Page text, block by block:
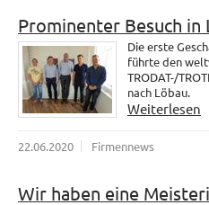
Prominenter Besuch in
Die erste
führte den
TRODAT-/
nach Löbau.
Weiterlesen
22.06.2020 Firmennews
Wir haben eine